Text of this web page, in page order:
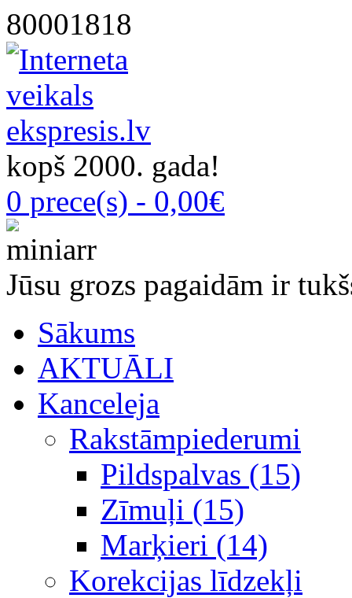
80001818
kopš 2000. gada!
0 prece(s) - 0,00€
Jūsu grozs pagaidām ir
Sākums
AKTUĀLI
Kanceleja
Rakstāmpiederumi
Pildspalvas (15)
Zīmuļi (15)
Marķieri (14)
Korekcijas līdzekļi